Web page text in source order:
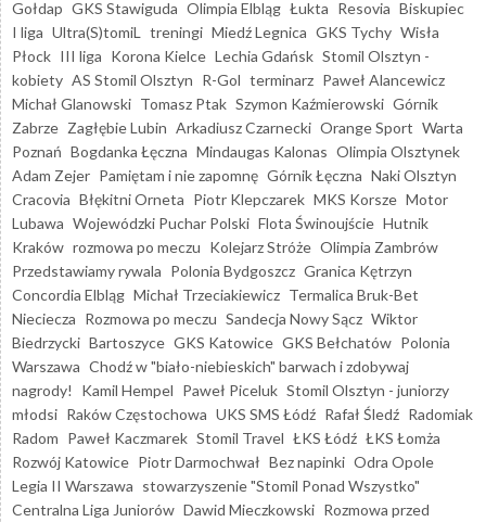
Gołdap GKS Stawiguda Olimpia Elbląg Łukta Resovia Biskupiec
I liga Ultra(S)tomiL treningi Miedź Legnica GKS Tychy Wisła
Płock III liga Korona Kielce Lechia Gdańsk Stomil Olsztyn -
kobiety AS Stomil Olsztyn R-Gol terminarz Paweł Alancewicz
Michał Glanowski Tomasz Ptak Szymon Kaźmierowski Górnik
Zabrze Zagłębie Lubin Arkadiusz Czarnecki Orange Sport Warta
Poznań Bogdanka Łęczna Mindaugas Kalonas Olimpia Olsztynek
Adam Zejer Pamiętam i nie zapomnę Górnik Łęczna Naki Olsztyn
Cracovia Błękitni Orneta Piotr Klepczarek MKS Korsze Motor
Lubawa Wojewódzki Puchar Polski Flota Świnoujście Hutnik
Kraków rozmowa po meczu Kolejarz Stróże Olimpia Zambrów
Przedstawiamy rywala Polonia Bydgoszcz Granica Kętrzyn
Concordia Elbląg Michał Trzeciakiewicz Termalica Bruk-Bet
Nieciecza Rozmowa po meczu Sandecja Nowy Sącz Wiktor
Biedrzycki Bartoszyce GKS Katowice GKS Bełchatów Polonia
Warszawa Chodź w "biało-niebieskich" barwach i zdobywaj
nagrody!
Kamil Hempel Paweł Piceluk Stomil Olsztyn - juniorzy
młodsi Raków Częstochowa UKS SMS Łódź Rafał Śledź Radomiak
Radom Paweł Kaczmarek Stomil Travel ŁKS Łódź ŁKS Łomża
Rozwój Katowice Piotr Darmochwał Bez napinki Odra Opole
Legia II Warszawa stowarzyszenie "Stomil Ponad Wszystko"
Centralna Liga Juniorów Dawid Mieczkowski Rozmowa przed